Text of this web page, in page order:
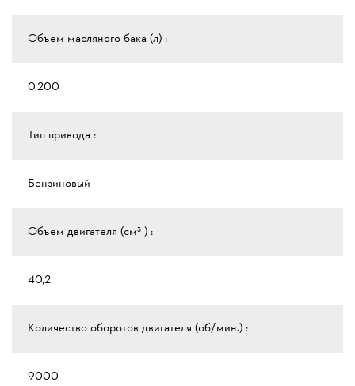
Объем масляного бака (л) :
0.200
Тип привода :
Бензиновый
Объем двигателя (см³ ) :
40,2
Количество оборотов двигателя (об/мин.) :
9000